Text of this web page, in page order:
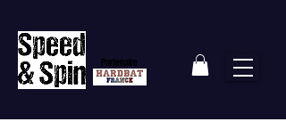
Partenaire